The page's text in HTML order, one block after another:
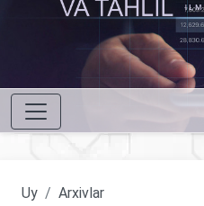
Uy
Arxivlar